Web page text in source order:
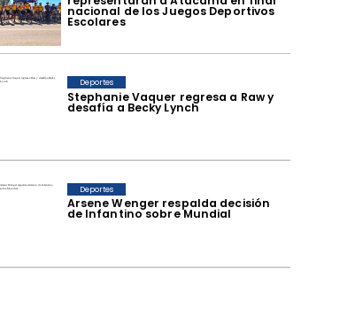
nacional de los Juegos Deportivos
Escolares
Stephanie Vaquer regresa a Raw y
desafía a Becky Lynch
Deportes
Arsene Wenger respalda decisión
de Infantino sobre Mundial
Deportes